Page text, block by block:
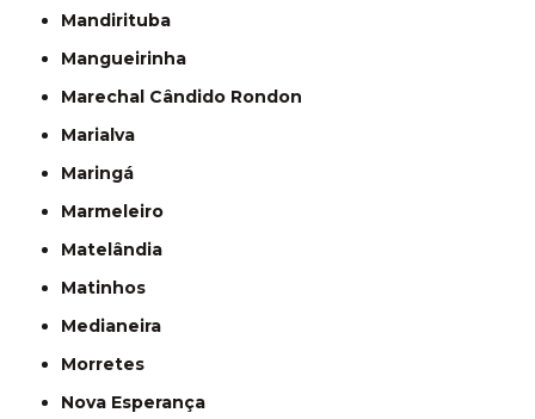
Mandirituba
Mangueirinha
Marechal Cândido Rondon
Marialva
Maringá
Marmeleiro
Matelândia
Matinhos
Medianeira
Morretes
Nova Esperança